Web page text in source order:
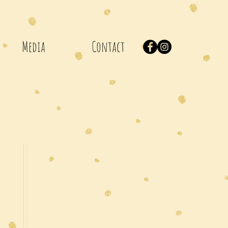
Media Contact